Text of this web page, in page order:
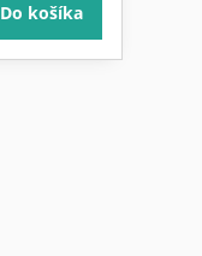
Do košíka